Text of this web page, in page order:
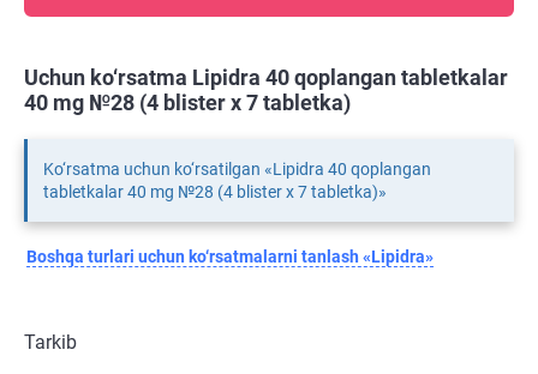
Uchun ko‘rsatma Lipidra 40 qoplangan tabletkalar
40 mg №28 (4 blister х 7 tabletka)
Ko‘rsatma uchun ko‘rsatilgan «Lipidra 40 qoplangan
tabletkalar 40 mg №28 (4 blister х 7 tabletka)»
Boshqa turlari uchun ko‘rsatmalarni tanlash «Lipidra»
Tarkib